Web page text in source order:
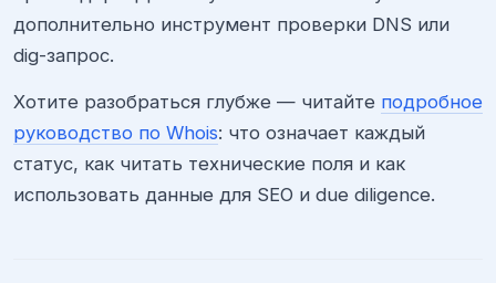
дополнительно инструмент проверки DNS или
dig-запрос.
Хотите разобраться глубже — читайте подробное
руководство по Whois: что означает каждый
статус, как читать технические поля и как
использовать данные для SEO и due diligence.